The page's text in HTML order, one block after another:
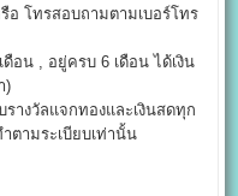
อ โทรสอบถามตามเบอร์โทร
อน , อยู่ครบ 6 เดือน ได้เงิน
)
างวัลแจกทองและเงินสดทุก
ตามระเบียบเท่านั้น